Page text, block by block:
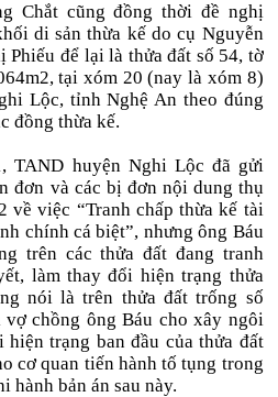
Chắt cũng đồng thời đề nghị
di sản thừa kế do cụ Nguyễn
Phiếu để lại là thửa đất số 54, tờ
tại xóm 20 (nay là xóm 8)
Lộc, tỉnh Nghệ An theo đúng
đồng thừa kế.
TAND huyện Nghi Lộc đã gửi
đơn và các bị đơn nội dung thụ
về việc “Tranh chấp thừa kế tài
chính cá biệt”, nhưng ông Báu
trên các thửa đất đang tranh
làm thay đổi hiện trạng thửa
nói là trên thửa đất trống số
chồng ông Báu cho xây ngôi
trạng ban đầu của thửa đất
cơ quan tiến hành tố tụng trong
hành bản án sau này.